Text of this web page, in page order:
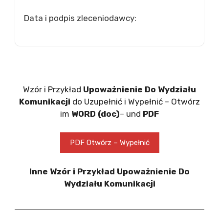
Data i podpis zleceniodawcy:
Wzór i Przykład Upoważnienie Do Wydziału
Komunikacji do Uzupełnić i Wypełnić – Otwórz
im WORD (doc)– und PDF
PDF Otwórz – Wypełnić
Inne Wzór i Przykład Upoważnienie Do
Wydziału Komunikacji